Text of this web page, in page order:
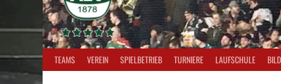
TEAMS VEREIN SPIELBETRIEB TURNIERE LAUFSCHULE